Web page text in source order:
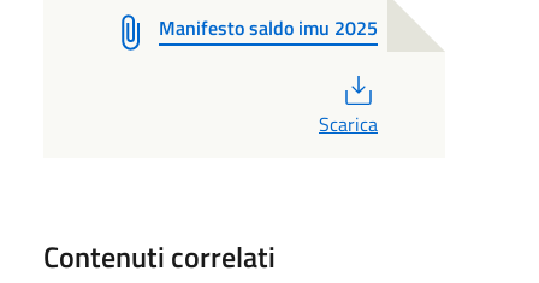
Manifesto saldo imu 2025
Scarica
Contenuti correlati